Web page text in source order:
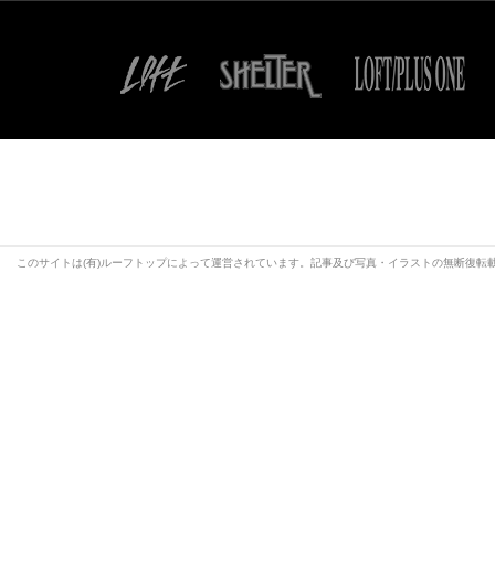
このサイトは(有)ルーフトップによって運営されています。記事及び写真・イラストの無断復転